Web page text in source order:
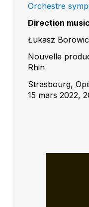
Orchestre
Direction
Łukasz
Nouvelle
Rhin
Strasbourg,
15 mars 2022,